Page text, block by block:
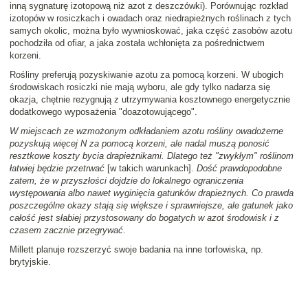
inną sygnaturę izotopową niż azot z deszczówki). Porównując rozkład
izotopów w rosiczkach i owadach oraz niedrapieżnych roślinach z tych
samych okolic, można było wywnioskować, jaka część zasobów azotu
pochodziła od ofiar, a jaka została wchłonięta za pośrednictwem
korzeni.
Rośliny preferują pozyskiwanie azotu za pomocą korzeni. W ubogich
środowiskach rosiczki nie mają wyboru, ale gdy tylko nadarza się
okazja, chętnie rezygnują z utrzymywania kosztownego energetycznie
dodatkowego wyposażenia "doazotowującego".
W miejscach ze wzmożonym odkładaniem azotu rośliny owadożerne
pozyskują więcej N za pomocą korzeni, ale nadal muszą ponosić
resztkowe koszty bycia drapieżnikami. Dlatego też "zwykłym" roślinom
łatwiej będzie przetrwać [w takich warunkach]. Dość prawdopodobne
zatem, że w przyszłości dojdzie do lokalnego ograniczenia
występowania albo nawet wyginięcia gatunków drapieżnych. Co prawda
poszczególne okazy stają się większe i sprawniejsze, ale gatunek jako
całość jest słabiej przystosowany do bogatych w azot środowisk i z
czasem zacznie przegrywać.
Millett planuje rozszerzyć swoje badania na inne torfowiska, np.
brytyjskie.